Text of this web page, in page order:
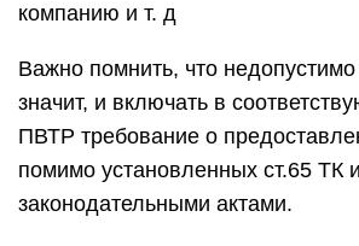
компанию и т. д
Важно помнить, что недопустимо
значит, и включать в
ПВТР требование о
помимо установленных ст.65 ТК
законодательными актами.